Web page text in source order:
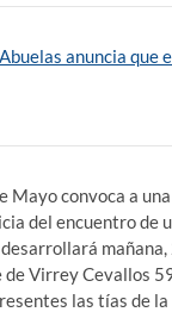
Abuelas anuncia que
Mayo convoca a
del encuentro de
de Virrey Cevallos
las tías de